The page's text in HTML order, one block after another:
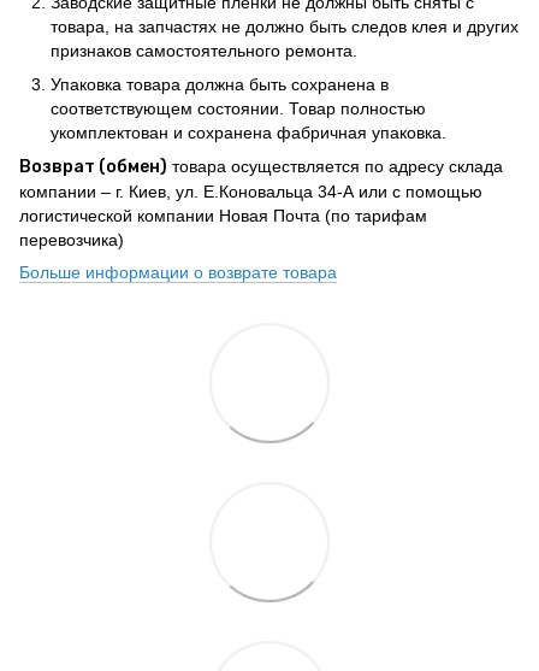
товара, на запчастях не должно быть следов клея и других
признаков самостоятельного ремонта.
Упаковка товара должна быть сохранена в
соответствующем состоянии. Товар полностью
укомплектован и сохранена фабричная упаковка.
Возврат (обмен) товара осуществляется по адресу склада
компании – г. Киев, ул. Е.Коновальца 34-А или с помощью
логистической компании Новая Почта (по тарифам
перевозчика)
Больше информации о возврате товара